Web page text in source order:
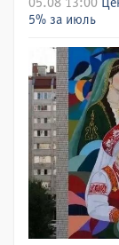
05.08 13:00
5% за июль